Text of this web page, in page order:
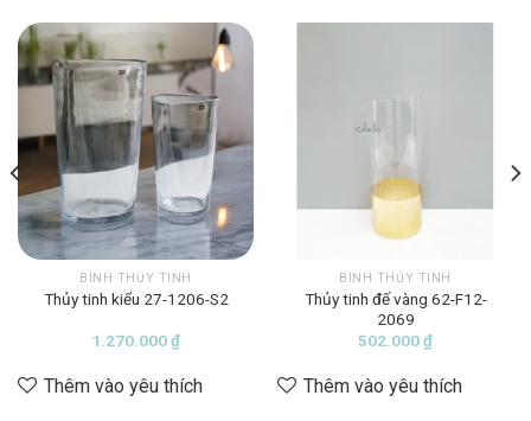
BÌNH THỦY TINH
Thủy tinh kiểu 27-1206-S2
1.270.000₫
Thêm vào yêu thích
BÌNH THỦY TINH
Thủy tinh đế vàng 62-F12-
2069
502.000₫
Thêm vào yêu thích
₫